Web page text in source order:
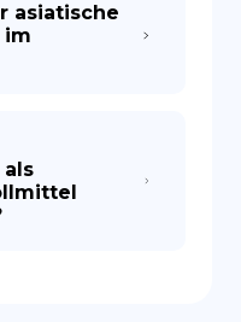
asiatische
im